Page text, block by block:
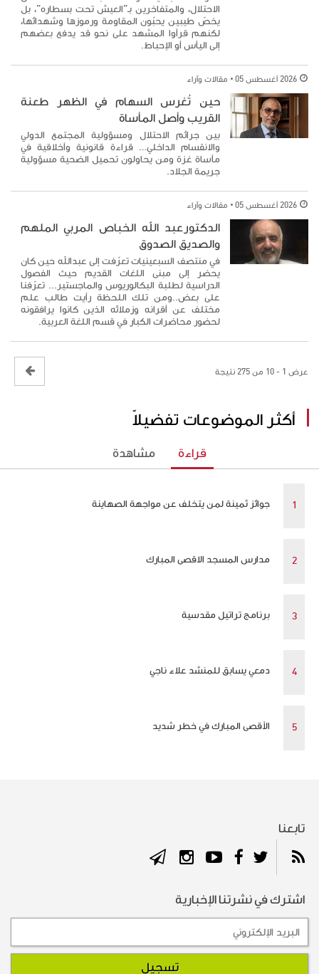
الاحتلال، والمتفاخرين بـ”العيش تحت بسطاره”، بل
يخصّ طيبين يحبّون المقاومة ورموزها وشهدائها،
لكنهم قرأوا المشهد على نحو قد يدفع بعضهم
إلى اليأس أو الإحباط.
2026 أغسطس 05 مقالات وآراء
حين تُغرس السهام في الظهر طعنة
القريب وأصل المأساة
بين جرائم الاحتلال ومسؤولية المجتمع الدولي
والانقسام الداخلي… قراءة قانونية وأخلاقية في
مأساة غزة ومن يحاولون تحميل الضحية مسؤولية
جريمة الجلاد.
2026 أغسطس 05 مقالات وآراء
الدكتورعبد الله الخباص المربي الملهم
والصديق الصدوق
في منتصف السبعينيات تعرّفت إلى عبدالله حين كان
يحضر إلى مبنى اللغات القديم حيث الفصول
الدراسية لطلبة البكالوريوس والماجستير... تعرّفنا
على بعض..ومن تلك اللحظة رأيت طالب علم
مختلف عن أقرانه وزملائه الذين كانوا يرافقونه
لحضور محاضرات الكبار في قسم اللغة العربية.
عرض 1 - 10 من 275 نتيجة
أكثر الموضوعات تفضيلاً
قراءة مشاهدة
جوائز ثمينة لمن يتخلف عن مواجهة الصهاينة
مدارس المسجد الاقصى المبارك
برنامج تراتيل مقدسية
دمعي يسابق للمنشد علاء ناجي
الأقصى المبارك في خطر شديد
تابعنا
اشترك في نشرتنا الإخبارية